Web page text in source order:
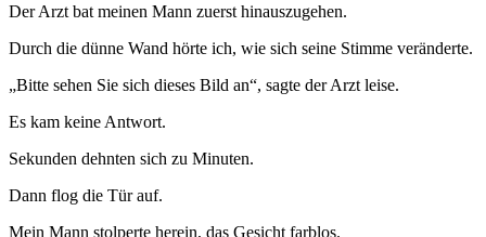
Der Arzt bat meinen Mann zuerst hinauszugehen.
Durch die dünne Wand hörte ich, wie sich seine Stimme veränderte.
„Bitte sehen Sie sich dieses Bild an“, sagte der Arzt leise.
Es kam keine Antwort.
Sekunden dehnten sich zu Minuten.
Dann flog die Tür auf.
Mein Mann stolperte herein, das Gesicht farblos.